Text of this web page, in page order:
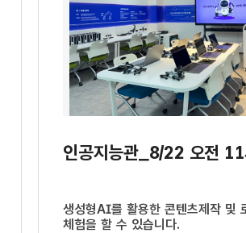
인공지능관_8/22 오전
생성형AI를 활용한 콘텐츠제작 및
체험을 할 수 있습니다.